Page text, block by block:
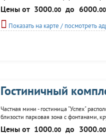
гостинице, предлагает широкий выбор
кабельное телевидение, телефонная
Цены от 3000.00 до 6000.00
Показать на карте / посмотреть
Гостиничный
Частная мини - гостиница "Успех"
близости парковая зона с фонтанами,
стандарт и два номера класса эконом.
Wi-Fi, кабельное TV, DVD с...
Цены от 1000.00 до 3000.00